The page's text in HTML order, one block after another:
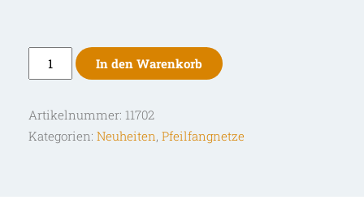
Dura
2
Pfeilfangmatte
Menge
In den Warenkorb
Artikelnummer: 11702
Kategorien: Neuheiten, Pfeilfangnetze